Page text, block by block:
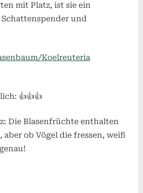
mit Platz, ist sie ein
und
Koelreuteria
👍👍👍
Die Blasenfrüchte enthalten
aber ob Vögel die fressen, weiß